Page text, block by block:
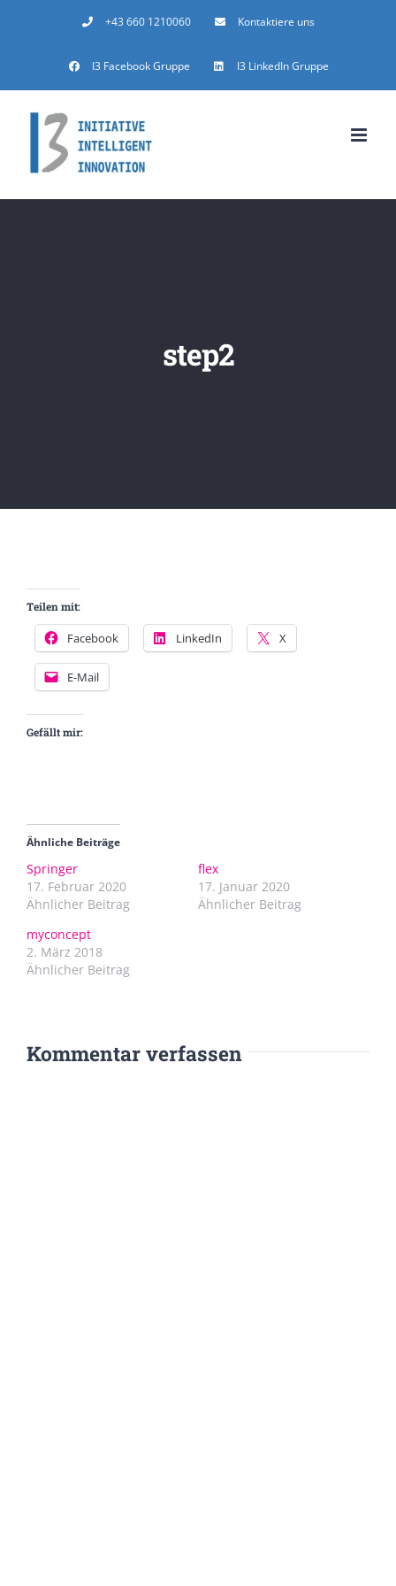
+43 660 1210060 Kontaktiere uns
I3 Facebook Gruppe I3 LinkedIn Gruppe
step2
Teilen mit:
Facebook LinkedIn X
E-Mail
Gefällt mir:
Ähnliche Beiträge
Springer
17. Februar 2020
Ähnlicher Beitrag
flex
17. Januar 2020
Ähnlicher Beitrag
myconcept
2. März 2018
Ähnlicher Beitrag
Kommentar verfassen